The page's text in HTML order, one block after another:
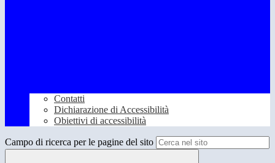
Contatti
Dichiarazione di Accessibilità
Obiettivi di accessibilità
Campo di ricerca per le pagine del sito